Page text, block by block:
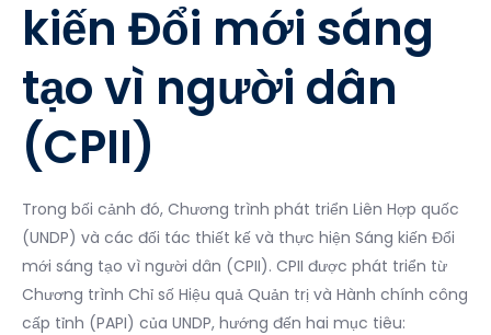
kiến Đổi mới sáng
tạo vì người dân
(CPII)
Trong bối cảnh đó, Chương trình phát triển Liên Hợp quốc
(UNDP) và các đối tác thiết kế và thực hiện Sáng kiến Đổi
mới sáng tạo vì người dân (CPII). CPII được phát triển từ
Chương trình Chỉ số Hiệu quả Quản trị và Hành chính công
cấp tỉnh (PAPI) của UNDP, hướng đến hai mục tiêu: